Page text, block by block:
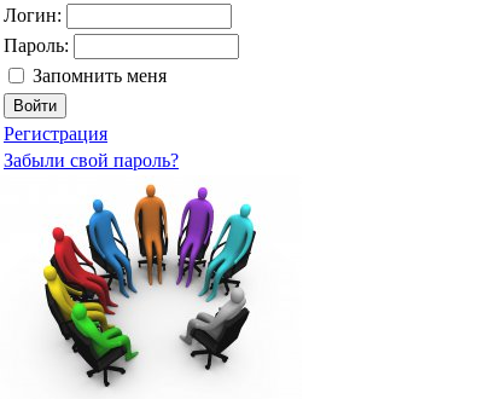
Логин:
Пароль:
Запомнить меня
Регистрация
Забыли свой пароль?